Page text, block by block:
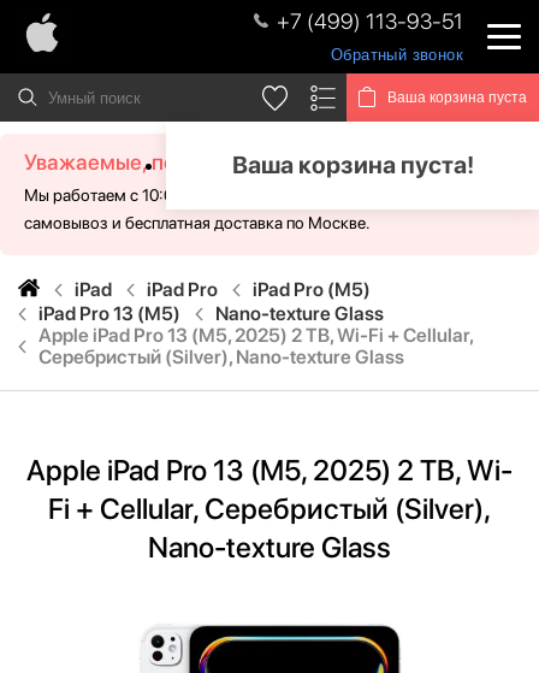
+7 (499) 113-93-51
Обратный звонок
Ваша корзина пуста
Ваша корзина пуста!
Уважаемые, посетители!
Мы работаем с 10:00 - 21:00 без выходных. Для Вас доступен
самовывоз и бесплатная доставка по Москве.
iPad iPad Pro
iPad Pro (M5)
iPad Pro 13 (M5)
Nano-texture Glass
Apple iPad Pro 13 (M5, 2025) 2 TB, Wi-Fi + Cellular,
Серебристый (Silver), Nano-texture Glass
Apple iPad Pro 13 (M5, 2025) 2 TB, Wi-
Fi + Cellular, Серебристый (Silver),
Nano-texture Glass